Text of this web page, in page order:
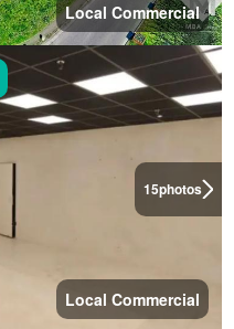
Local Commercial
15photos
Local Commercial